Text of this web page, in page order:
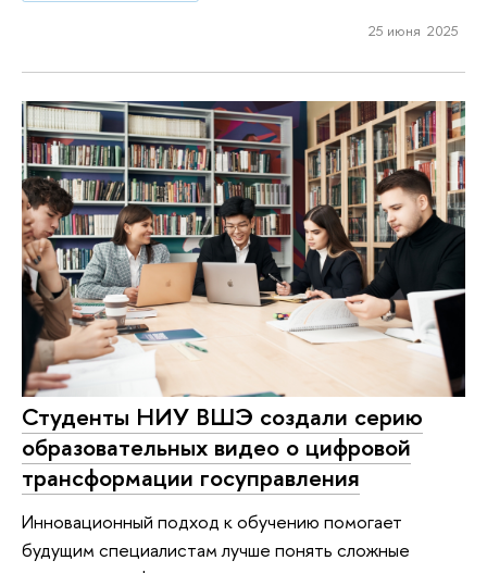
25 июня 2025
Студенты НИУ ВШЭ создали серию
образовательных видео о цифровой
трансформации госуправления
Инновационный подход к обучению помогает
будущим специалистам лучше понять сложные